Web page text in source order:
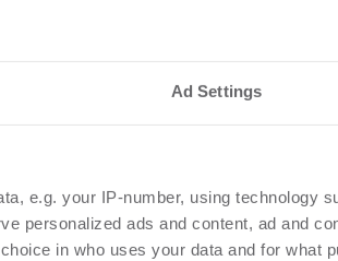
Ad Settings
e.g. your IP-number, using technology
personalized ads and content, ad and
in who uses your data and for what